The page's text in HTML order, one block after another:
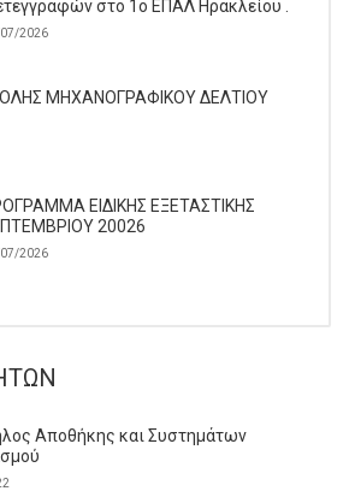
στο 1ο ΕΠΑΛ Ηρακλείου .
2026
ΜΗΧΑΝΟΓΡΑΦΙΚΟΥ ΔΕΛΤΙΟΥ
ΕΙΔΙΚΗΣ ΕΞΕΤΑΣΤΙΚΗΣ
20026
2026
Αποθήκης και Συστημάτων